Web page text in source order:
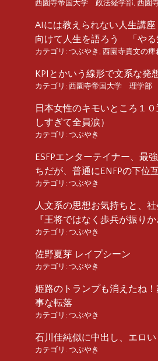
西園寺帝国大学 政法経学部, 西園
AIには教えられない人生講
向けて人生を語ろう 「やる
カテゴリ: つぶやき , 西園寺貴文の痺
KPIとかいう線形で文系な発
カテゴリ: 西園寺帝国大学 理学部
日本女性のキモいところ１
しすぎて全員涙）
カテゴリ: つぶやき
ESFPエンターテイナー、最
ちだが、普通にENFPの下位
カテゴリ: つぶやき
人文系の思想お気持ちと、社
『王将ではなく歩兵が振りか
カテゴリ: つぶやき
佐野夏芽 レイプシーン
カテゴリ: つぶやき
姫路のトランプも消えたね
事な転落
カテゴリ: つぶやき
石川佳純似に中出し、エロい
カテゴリ: つぶやき